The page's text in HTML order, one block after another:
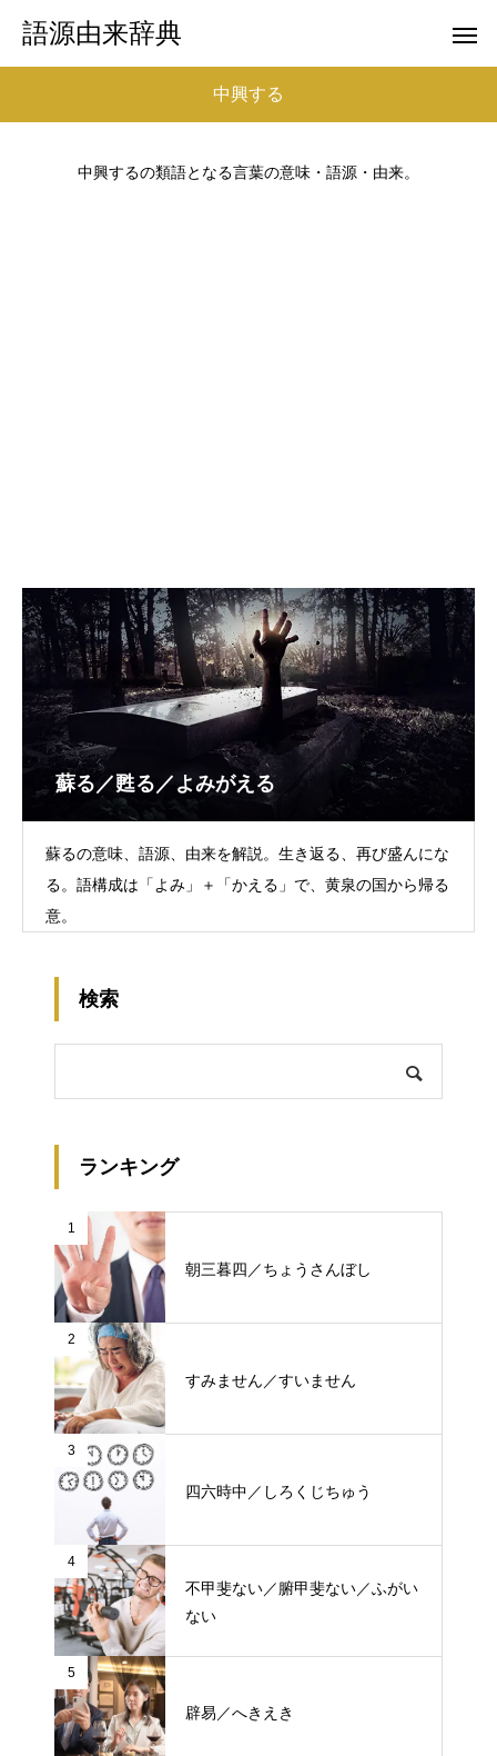
語源由来辞典
中興する
中興するの類語となる言葉の意味・語源・由来。
蘇る／甦る／よみがえる
蘇るの意味、語源、由来を解説。生き返る、再び盛んにな
る。語構成は「よみ」＋「かえる」で、黄泉の国から帰る
意。
検索
ランキング
1
朝三暮四／ちょうさんぼし
2
すみません／すいません
3
四六時中／しろくじちゅう
4
不甲斐ない／腑甲斐ない／ふがい
ない
5
辟易／へきえき